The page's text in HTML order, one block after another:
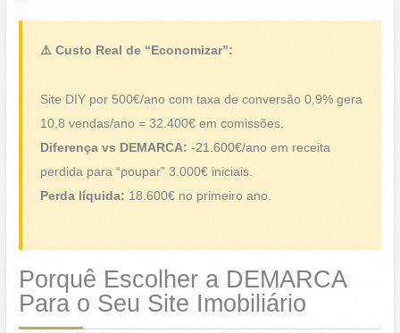
⚠️ Custo Real de “Economizar”:
Site DIY por 500€/ano com taxa de conversão 0,9% gera
10,8 vendas/ano = 32.400€ em comissões.
Diferença vs DEMARCA: -21.600€/ano em receita
perdida para “poupar” 3.000€ iniciais.
Perda líquida: 18.600€ no primeiro ano.
Porquê Escolher a DEMARCA
Para o Seu Site Imobiliário